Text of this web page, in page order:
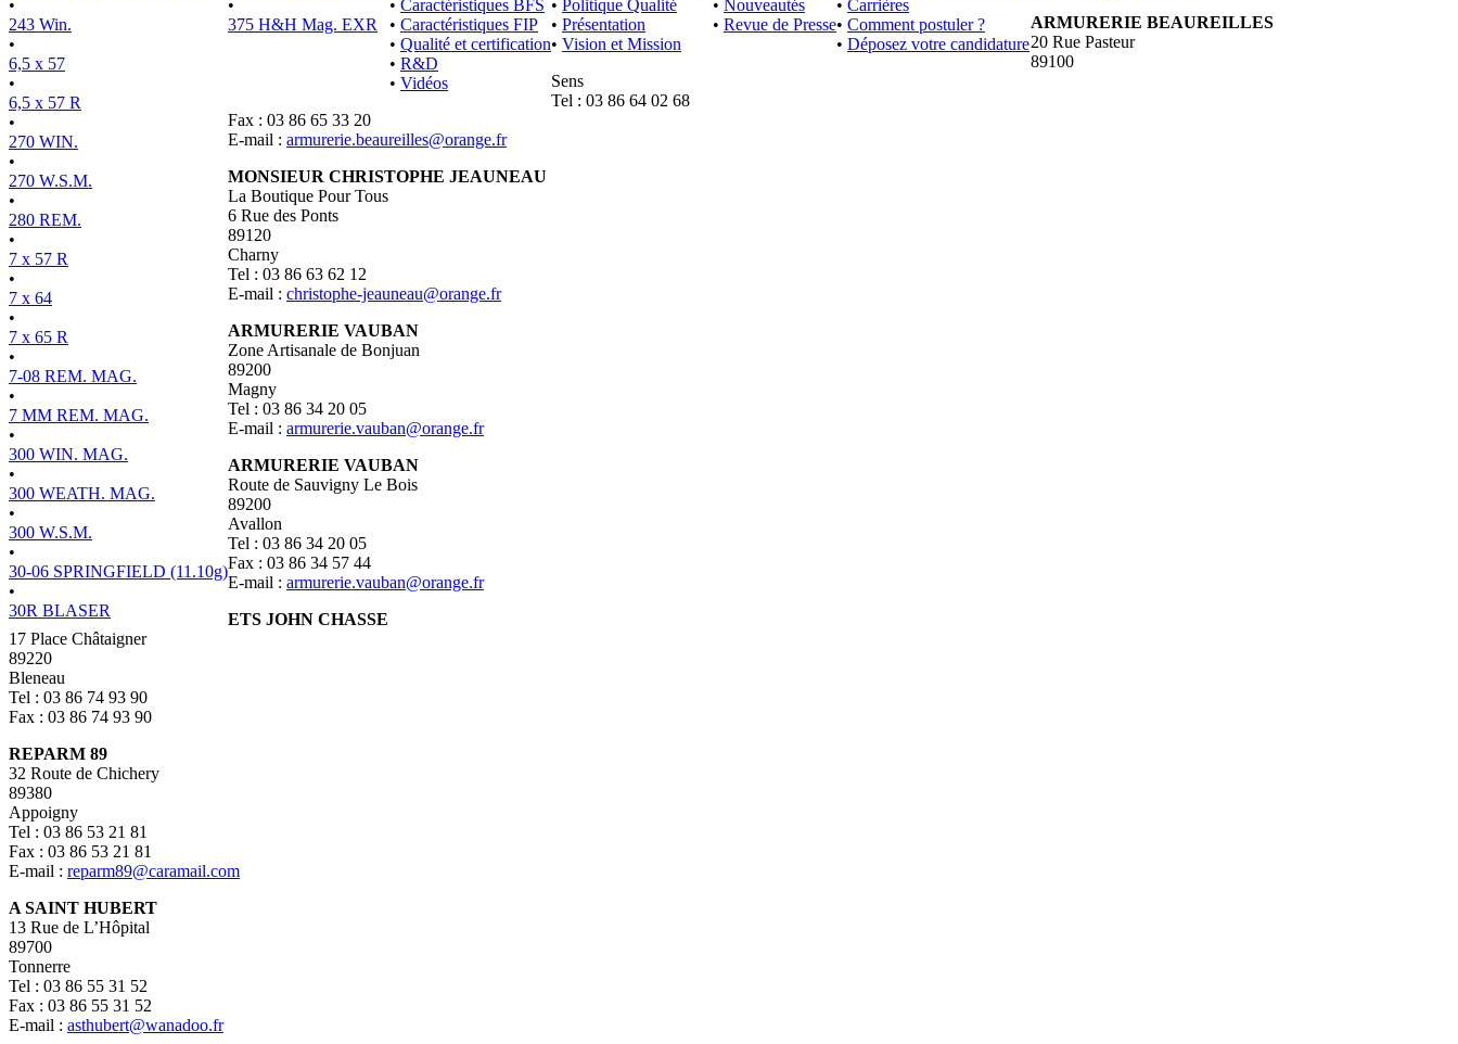
•
243 Win.
•
6,5 x 57
•
6,5 x 57 R
•
270 WIN.
•
270 W.S.M.
•
280 REM.
•
7 x 57 R
•
7 x 64
•
7 x 65 R
•
7-08 REM. MAG.
•
7 MM REM. MAG.
•
300 WIN. MAG.
•
300 WEATH. MAG.
•
300 W.S.M.
•
30-06 SPRINGFIELD (11.10g)
•
30R BLASER
•
375 H&H Mag. EXR
• Caractéristiques BFS
• Caractéristiques FIP
• Qualité et certification
• R&D
• Vidéos
• Politique Qualité
• Présentation
• Vision et Mission
• Nouveautés
• Revue de Presse
• Carrières
• Comment postuler ?
• Déposez votre candidature
ARMURERIE BEAUREILLES
20 Rue Pasteur
89100
Sens
Tel : 03 86 64 02 68
Fax : 03 86 65 33 20
E-mail : armurerie.beaureilles@orange.fr
MONSIEUR CHRISTOPHE JEAUNEAU
La Boutique Pour Tous
6 Rue des Ponts
89120
Charny
Tel : 03 86 63 62 12
E-mail : christophe-jeauneau@orange.fr
ARMURERIE VAUBAN
Zone Artisanale de Bonjuan
89200
Magny
Tel : 03 86 34 20 05
E-mail : armurerie.vauban@orange.fr
ARMURERIE VAUBAN
Route de Sauvigny Le Bois
89200
Avallon
Tel : 03 86 34 20 05
Fax : 03 86 34 57 44
E-mail : armurerie.vauban@orange.fr
ETS JOHN CHASSE
17 Place Châtaigner
89220
Bleneau
Tel : 03 86 74 93 90
Fax : 03 86 74 93 90
REPARM 89
32 Route de Chichery
89380
Appoigny
Tel : 03 86 53 21 81
Fax : 03 86 53 21 81
E-mail : reparm89@caramail.com
A SAINT HUBERT
13 Rue de L’Hôpital
89700
Tonnerre
Tel : 03 86 55 31 52
Fax : 03 86 55 31 52
E-mail : asthubert@wanadoo.fr